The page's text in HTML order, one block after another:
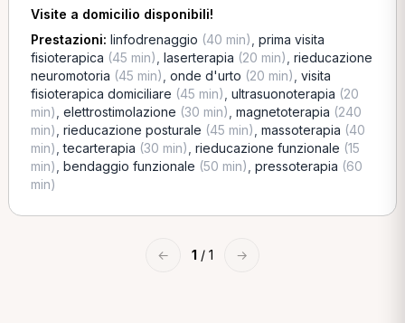
Visite a domicilio disponibili!
Prestazioni: linfodrenaggio (40 min) prima visita
fisioterapica (45 min) laserterapia (20 min) rieducazione
neuromotoria (45 min) onde d'urto (20 min) visita
fisioterapica domiciliare (45 min) ultrasuonoterapia (20
min) elettrostimolazione (30 min) magnetoterapia (240
min) rieducazione posturale (45 min) massoterapia (40
min) ,tecarterapia (30 min) rieducazione funzionale (15
min) bendaggio funzionale (50 min) pressoterapia (60
min)
← 1 / 1 →